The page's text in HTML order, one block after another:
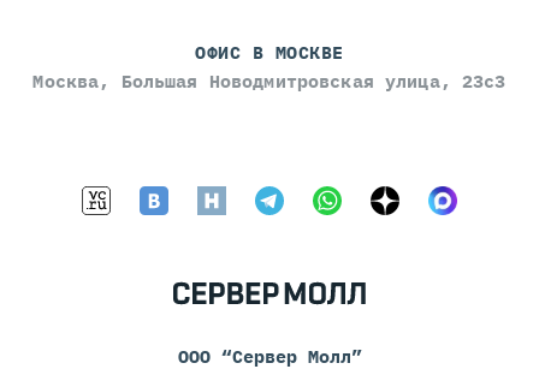
ОФИС В МОСКВЕ
Москва, Большая Новодмитровская улица, 23с3
ООО “Сервер Молл”